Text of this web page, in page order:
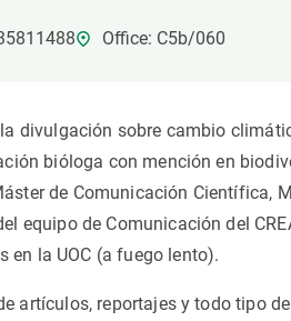
Office: C5b/060
divulgación sobre cambio
bióloga con mención en
de Comunicación Científica,
equipo de Comunicación del
en la UOC (a fuego lento).
artículos, reportajes y todo tipo
Temas